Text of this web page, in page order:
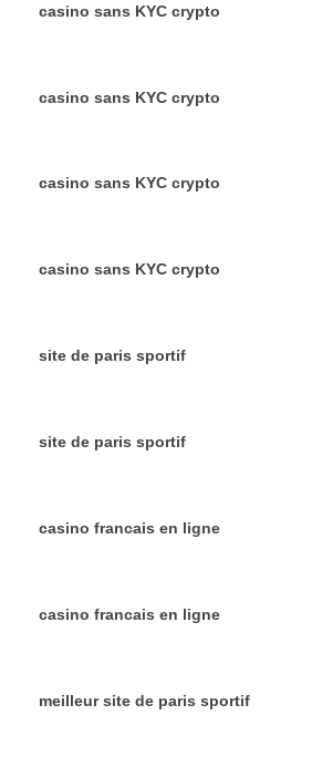
casino sans KYC crypto
casino sans KYC crypto
casino sans KYC crypto
casino sans KYC crypto
site de paris sportif
site de paris sportif
casino francais en ligne
casino francais en ligne
meilleur site de paris sportif